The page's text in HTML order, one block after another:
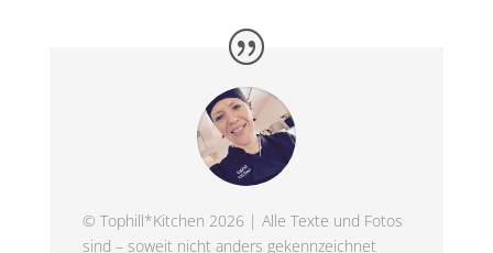
© Tophill*Kitchen 2026 | Alle Texte und Fotos
sind – soweit nicht anders gekennzeichnet